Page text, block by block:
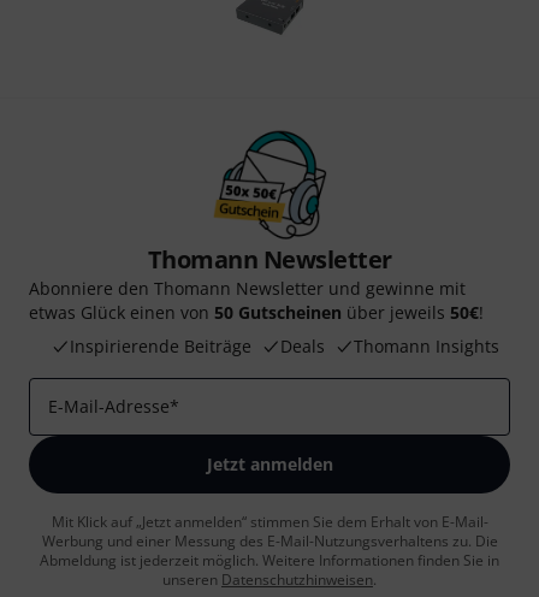
Thomann Newsletter
Abonniere den Thomann Newsletter und gewinne mit
etwas Glück einen von 50 Gutscheinen über jeweils 50€!
Inspirierende Beiträge
Deals Thomann Insights
E-Mail-Adresse*
Jetzt anmelden
Mit Klick auf „Jetzt anmelden“ stimmen Sie dem Erhalt von E-Mail-
Werbung und einer Messung des E-Mail-Nutzungsverhaltens zu. Die
Abmeldung ist jederzeit möglich. Weitere Informationen finden Sie in
unseren Datenschutzhinweisen.